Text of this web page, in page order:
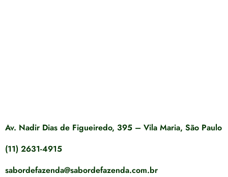
Av. Nadir Dias de Figueiredo, 395 – Vila Maria, São Paulo
(11) 2631-4915
sabordefazenda@sabordefazenda.com.br